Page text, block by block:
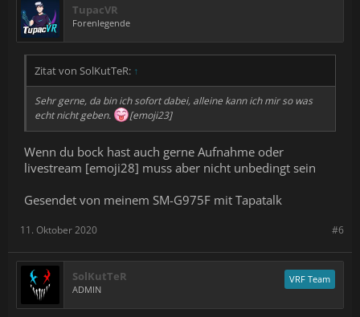
TupacVR
Forenlegende
Zitat von SolKutTeR: ↑
Sehr gerne, da bin ich sofort dabei, alleine kann ich mir so was
echt nicht geben.
[emoji23]
Wenn du bock hast auch gerne Aufnahme oder
livestream [emoji28] muss aber nicht unbedingt sein
Gesendet von meinem SM-G975F mit Tapatalk
#6
11. Oktober 2020
SolKutTeR
ADMIN
VRF Team